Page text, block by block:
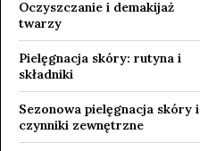
Oczyszczanie i demakijaż
twarzy
Pielęgnacja skóry: rutyna i
składniki
Sezonowa pielęgnacja skóry i
czynniki zewnętrzne